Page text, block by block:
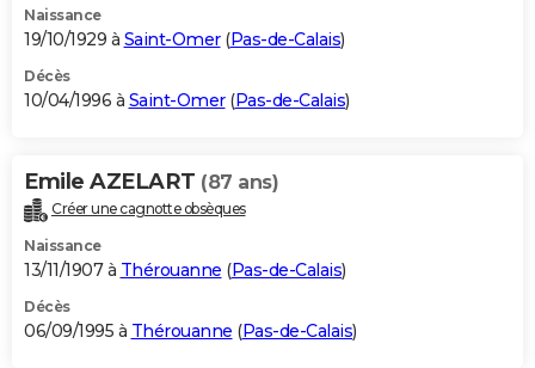
Naissance
19/10/1929 à Saint-Omer(Pas-de-Calais)
Décès
10/04/1996 à Saint-Omer(Pas-de-Calais)
Emile AZELART (87 ans)
Créer une cagnotte obsèques
Naissance
13/11/1907 à Thérouanne (Pas-de-Calais)
Décès
06/09/1995 à Thérouanne (Pas-de-Calais)